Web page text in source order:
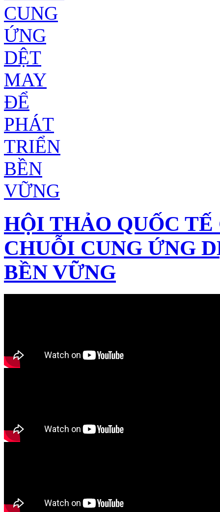
HỘI THẢO QUỐC
CHUỖI CUNG ỨNG
BỀN VỮNG